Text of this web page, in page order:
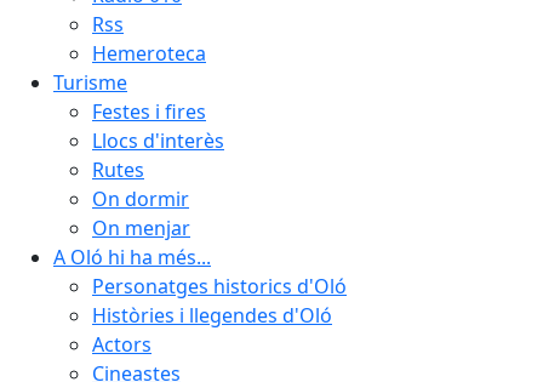
Rss
Hemeroteca
Turisme
Festes i fires
Llocs d'interès
Rutes
On dormir
On menjar
A Oló hi ha més...
Personatges historics d'Oló
Històries i llegendes d'Oló
Actors
Cineastes